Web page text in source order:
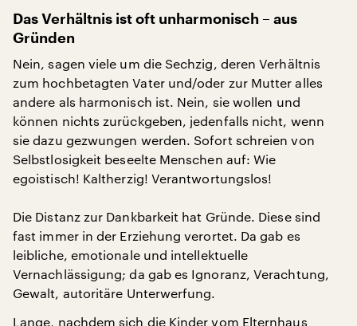
Das Verhältnis ist oft unharmonisch – aus
Gründen
Nein, sagen viele um die Sechzig, deren Verhältnis
zum hochbetagten Vater und/oder zur Mutter alles
andere als harmonisch ist. Nein, sie wollen und
können nichts zurückgeben, jedenfalls nicht, wenn
sie dazu gezwungen werden. Sofort schreien von
Selbstlosigkeit beseelte Menschen auf: Wie
egoistisch! Kaltherzig! Verantwortungslos!
Die Distanz zur Dankbarkeit hat Gründe. Diese sind
fast immer in der Erziehung verortet. Da gab es
leibliche, emotionale und intellektuelle
Vernachlässigung; da gab es Ignoranz, Verachtung,
Gewalt, autoritäre Unterwerfung.
Lange, nachdem sich die Kinder vom Elternhaus